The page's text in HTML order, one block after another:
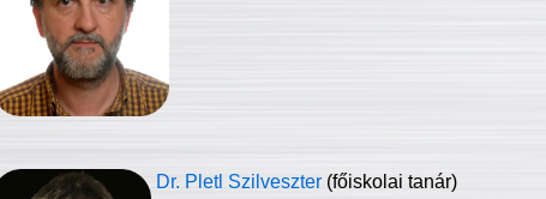
Dr. Pletl Szilveszter (főiskolai tanár)